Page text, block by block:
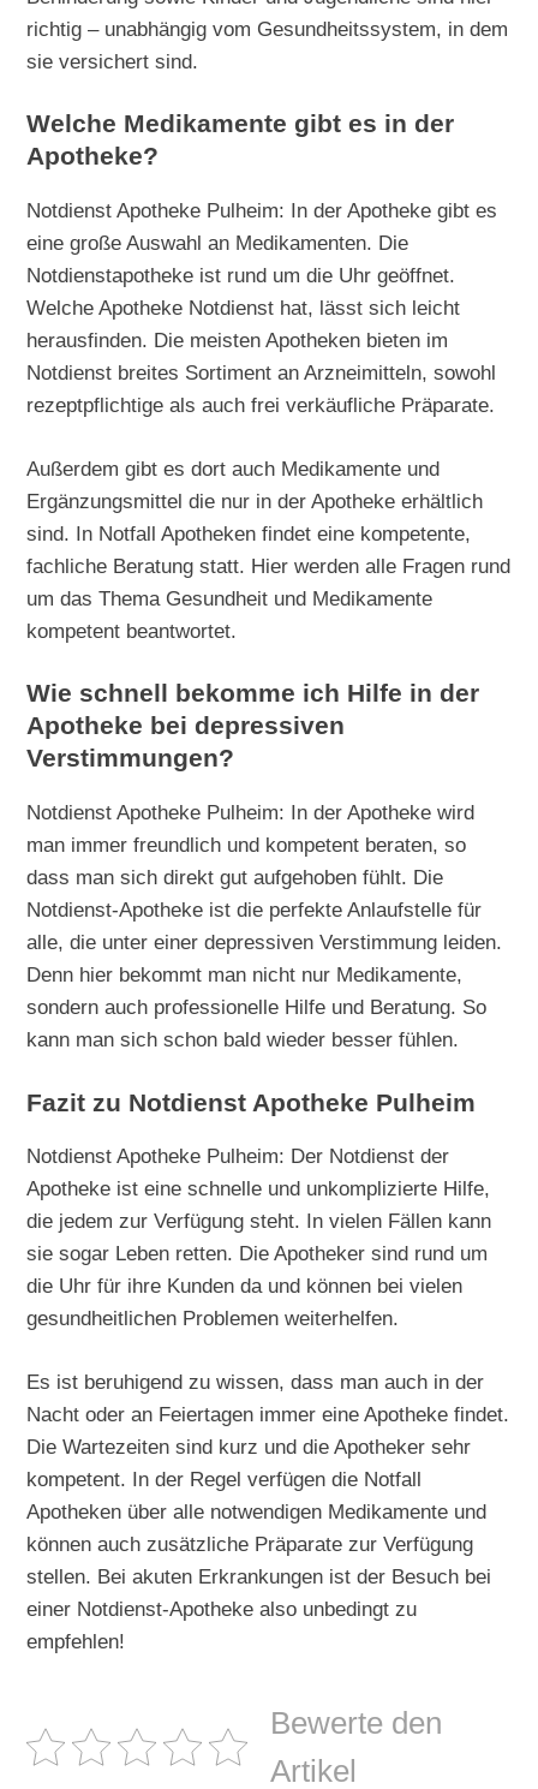
richtig – unabhängig vom Gesundheitssystem, in dem
sie versichert sind.
Welche Medikamente gibt es in der
Apotheke?
Notdienst Apotheke Pulheim: In der Apotheke gibt es
eine große Auswahl an Medikamenten. Die
Notdienstapotheke ist rund um die Uhr geöffnet.
Welche Apotheke Notdienst hat, lässt sich leicht
herausfinden. Die meisten Apotheken bieten im
Notdienst breites Sortiment an Arzneimitteln, sowohl
rezeptpflichtige als auch frei verkäufliche Präparate.
Außerdem gibt es dort auch Medikamente und
Ergänzungsmittel die nur in der Apotheke erhältlich
sind. In Notfall Apotheken findet eine kompetente,
fachliche Beratung statt. Hier werden alle Fragen rund
um das Thema Gesundheit und Medikamente
kompetent beantwortet.
Wie schnell bekomme ich Hilfe in der
Apotheke bei depressiven
Verstimmungen?
Notdienst Apotheke Pulheim: In der Apotheke wird
man immer freundlich und kompetent beraten, so
dass man sich direkt gut aufgehoben fühlt. Die
Notdienst-Apotheke ist die perfekte Anlaufstelle für
alle, die unter einer depressiven Verstimmung leiden.
Denn hier bekommt man nicht nur Medikamente,
sondern auch professionelle Hilfe und Beratung. So
kann man sich schon bald wieder besser fühlen.
Fazit zu Notdienst Apotheke Pulheim
Notdienst Apotheke Pulheim: Der Notdienst der
Apotheke ist eine schnelle und unkomplizierte Hilfe,
die jedem zur Verfügung steht. In vielen Fällen kann
sie sogar Leben retten. Die Apotheker sind rund um
die Uhr für ihre Kunden da und können bei vielen
gesundheitlichen Problemen weiterhelfen.
Es ist beruhigend zu wissen, dass man auch in der
Nacht oder an Feiertagen immer eine Apotheke findet.
Die Wartezeiten sind kurz und die Apotheker sehr
kompetent. In der Regel verfügen die Notfall
Apotheken über alle notwendigen Medikamente und
können auch zusätzliche Präparate zur Verfügung
stellen. Bei akuten Erkrankungen ist der Besuch bei
einer Notdienst-Apotheke also unbedingt zu
empfehlen!
Bewerte den
Artikel